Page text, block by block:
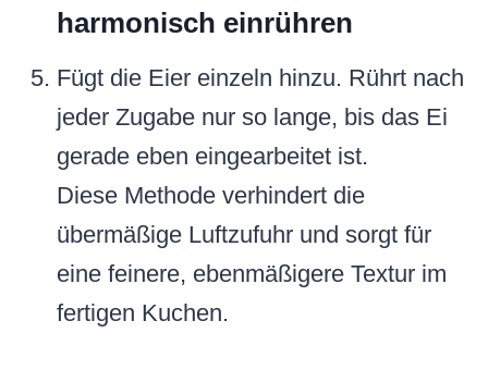
harmonisch einrühren
Fügt die Eier einzeln hinzu. Rührt nach
jeder Zugabe nur so lange, bis das Ei
gerade eben eingearbeitet ist.
Diese Methode verhindert die
übermäßige Luftzufuhr und sorgt für
eine feinere, ebenmäßigere Textur im
fertigen Kuchen.